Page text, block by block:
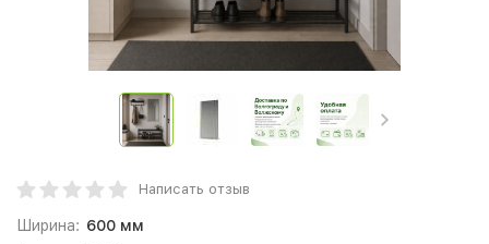
Написать отзыв
Ширина: 600 мм